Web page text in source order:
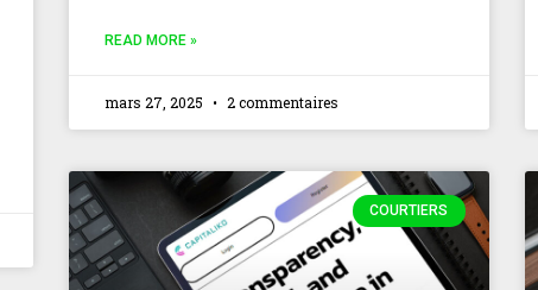
READ MORE »
mars 27, 2025 2 commentaires
COURTIERS